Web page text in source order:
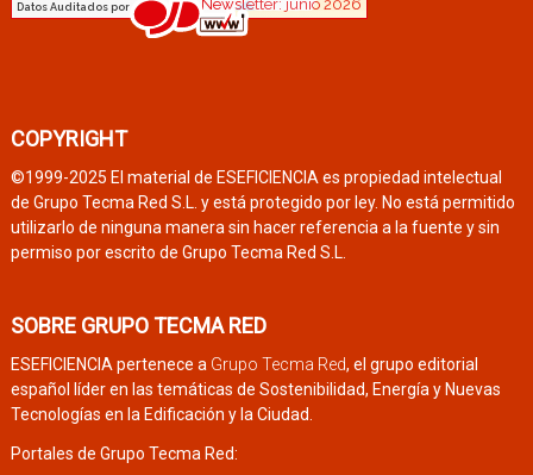
COPYRIGHT
©1999-2025 El material de ESEFICIENCIA es propiedad intelectual
de Grupo Tecma Red S.L. y está protegido por ley. No está permitido
utilizarlo de ninguna manera sin hacer referencia a la fuente y sin
permiso por escrito de Grupo Tecma Red S.L.
SOBRE GRUPO TECMA RED
ESEFICIENCIA pertenece a Grupo Tecma Red, el grupo editorial
español líder en las temáticas de Sostenibilidad, Energía y Nuevas
Tecnologías en la Edificación y la Ciudad.
Portales de Grupo Tecma Red: